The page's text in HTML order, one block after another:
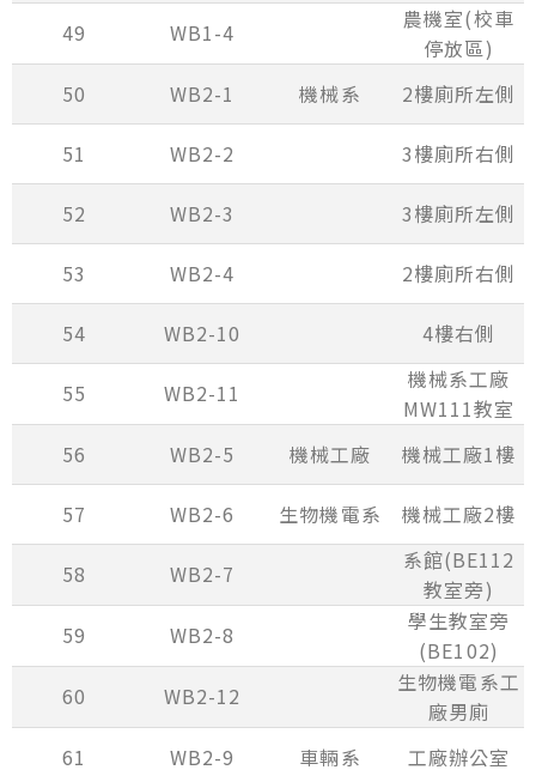
49 WB1-4
農機室(校車
停放區)
50
WB2-1 機械系 2樓廁所左側
51 WB2-2 3樓廁所右側
52 WB2-3 3樓廁所左側
53 WB2-4 2樓廁所右側
54 WB2-10 4樓右側
55 WB2-11
機械系工廠
MW111教室
56
WB2-5 機械工廠 機械工廠1樓
57 WB2-6 生物機電系 機械工廠2樓
58 WB2-7
系館(BE112
教室旁)
59
WB2-8
學生教室旁
(BE102)
60
WB2-12
生物機電系工
廠男廁
61
WB2-9 車輛系 工廠辦公室